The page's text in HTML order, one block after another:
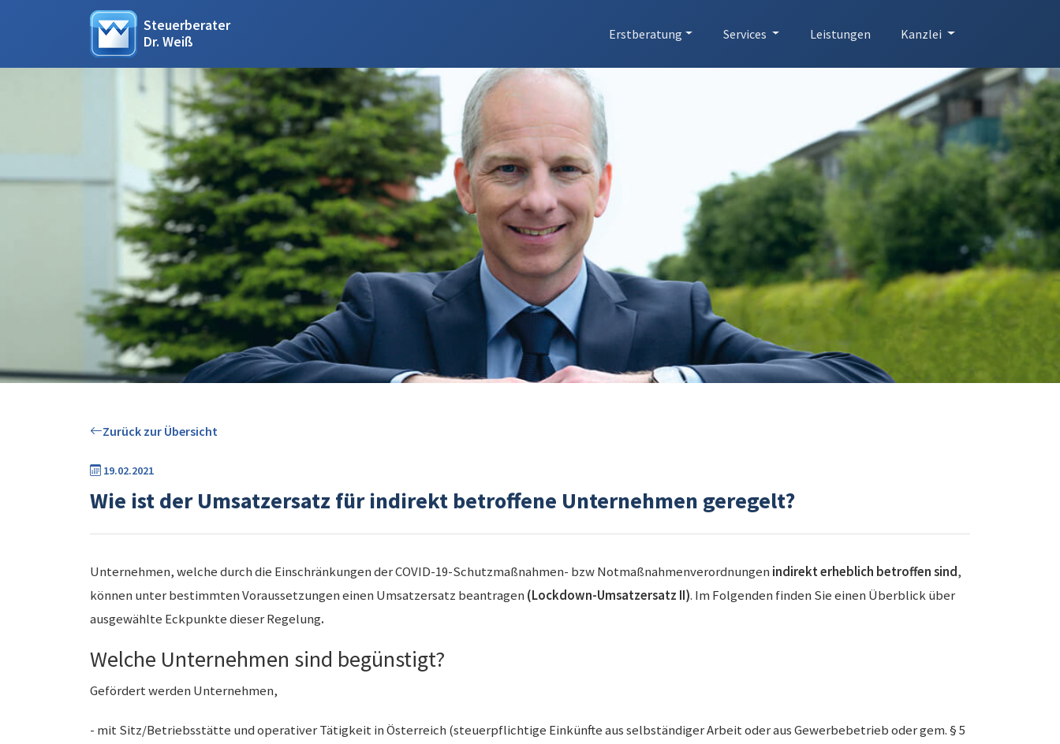
Steuerberater
Dr. Weiß
Erstberatung Services Leistungen Kanzlei
Zurück zur Übersicht
19.02.2021
Wie ist der Umsatzersatz für indirekt betroffene Unternehmen geregelt?
Unternehmen, welche durch die Einschränkungen der COVID-19-Schutzmaßnahmen- bzw Notmaßnahmenverordnungen indirekt erheblich betroffen sind,
können unter bestimmten Voraussetzungen einen Umsatzersatz beantragen (Lockdown-Umsatzersatz II). Im Folgenden finden Sie einen Überblick über
ausgewählte Eckpunkte dieser Regelung.
Welche Unternehmen sind begünstigt?
Gefördert werden Unternehmen,
- mit Sitz/Betriebsstätte und operativer Tätigkeit in Österreich (steuerpflichtige Einkünfte aus selbständiger Arbeit oder aus Gewerbebetrieb oder gem. § 5